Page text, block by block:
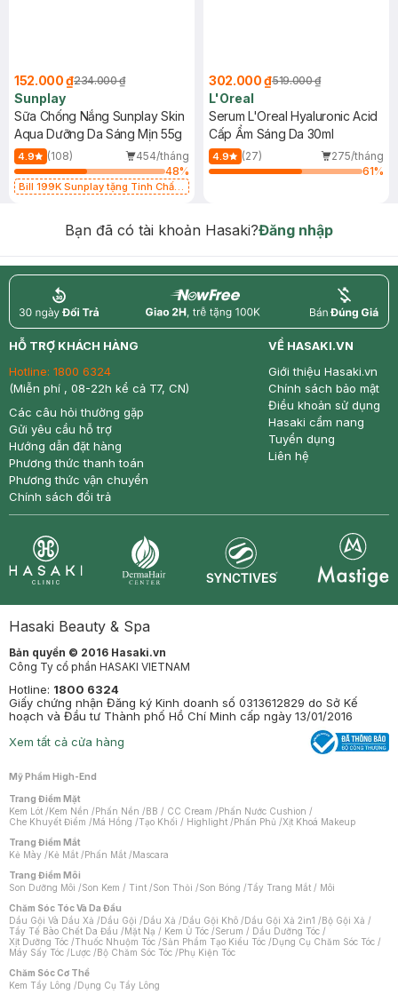
152.000 ₫234.000 ₫
Sunplay
Sữa Chống Nắng Sunplay Skin
Aqua Dưỡng Da Sáng Mịn 55g
4.9 (108)
454/tháng
48%
Bill 199K Sunplay tặng Tinh Chất
302.000 ₫519.000 ₫
L'Oreal
Serum L'Oreal Hyaluronic Acid
Cấp Ẩm Sáng Da 30ml
4.9 (27)
275/tháng
61%
Bạn đã có tài khoản Hasaki?Đăng nhập
return nowfree price
HỖ TRỢ KHÁCH HÀNG
Hotline: 1800 6324
(Miễn phí , 08-22h kể cả T7, CN)
Các câu hỏi thường gặp
Gửi yêu cầu hỗ trợ
Hướng dẫn đặt hàng
Phương thức thanh toán
Phương thức vận chuyển
Chính sách đổi trả
VỀ HASAKI.VN
Giới thiệu Hasaki.vn
Chính sách bảo mật
Điều khoản sử dụng
Hasaki cẩm nang
Tuyển dụng
Liên hệ
Hasaki Beauty & Spa
Bản quyền © 2016 Hasaki.vn
Công Ty cổ phần HASAKI VIETNAM
Hotline: 1800 6324
Giấy chứng nhận Đăng ký Kinh doanh số 0313612829 do Sở Kế
hoạch và Đầu tư Thành phố Hồ Chí Minh cấp ngày 13/01/2016
Xem tất cả cửa hàng
Mỹ Phẩm High-End
Trang Điểm Mặt
Kem Lót /Kem Nền /Phấn Nền /BB / CC Cream /Phấn Nước Cushion /
Che Khuyết Điểm /Má Hồng /Tạo Khối / Highlight /Phấn Phủ /Xịt Khoá Makeup
Trang Điểm Mắt
Kẻ Mày /Kẻ Mắt /Phấn Mắt /Mascara
Trang Điểm Môi
Son Dưỡng Môi /Son Kem / Tint /Son Thỏi /Son Bóng /Tẩy Trang Mắt / Môi
Chăm Sóc Tóc Và Da Đầu
Dầu Gội Và Dầu Xả /Dầu Gội /Dầu Xả /Dầu Gội Khô /Dầu Gội Xả 2in1 /Bộ Gội Xả /
Tẩy Tế Bào Chết Da Đầu /Mặt Nạ / Kem Ủ Tóc /Serum / Dầu Dưỡng Tóc /
Xịt Dưỡng Tóc /Thuốc Nhuộm Tóc /Sản Phẩm Tạo Kiểu Tóc /Dụng Cụ Chăm Sóc Tóc /
Máy Sấy Tóc /Lược /Bộ Chăm Sóc Tóc /Phụ Kiện Tóc
Chăm Sóc Cơ Thể
Kem Tẩy Lông /Dụng Cụ Tẩy Lông